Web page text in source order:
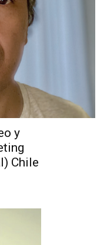
y
Chile